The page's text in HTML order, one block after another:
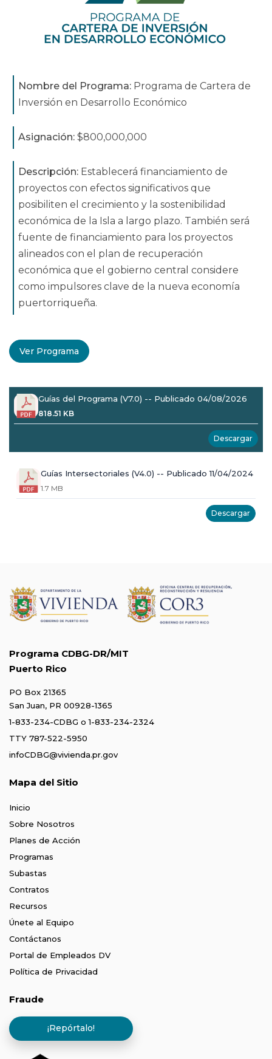
Nombre del Programa: Programa de Cartera de
Inversión en Desarrollo Económico
Asignación: $800,000,000
Descripción: Establecerá financiamiento de
proyectos con efectos significativos que
posibiliten el crecimiento y la sostenibilidad
económica de la Isla a largo plazo. También será
fuente de financiamiento para los proyectos
alineados con el plan de recuperación
económica que el gobierno central considere
como impulsores clave de la nueva economía
puertorriqueña.
Ver Programa
Guías del Programa (V7.0) -- Publicado 04/08/2026
818.51 KB
Descargar
Guías Intersectoriales (V4.0) -- Publicado 11/04/2024
1.7 MB
Descargar
Programa CDBG-DR/MIT
Puerto Rico
PO Box 21365
San Juan, PR 00928-1365
1-833-234-CDBG o1-833-234-2324
TTY 787-522-5950
infoCDBG@vivienda.pr.gov
Mapa del Sitio
Inicio
Sobre Nosotros
Planes de Acción
Programas
Subastas
Contratos
Recursos
Únete al Equipo
Contáctanos
Portal de Empleados DV
Política de Privacidad
Fraude
¡Repórtalo!